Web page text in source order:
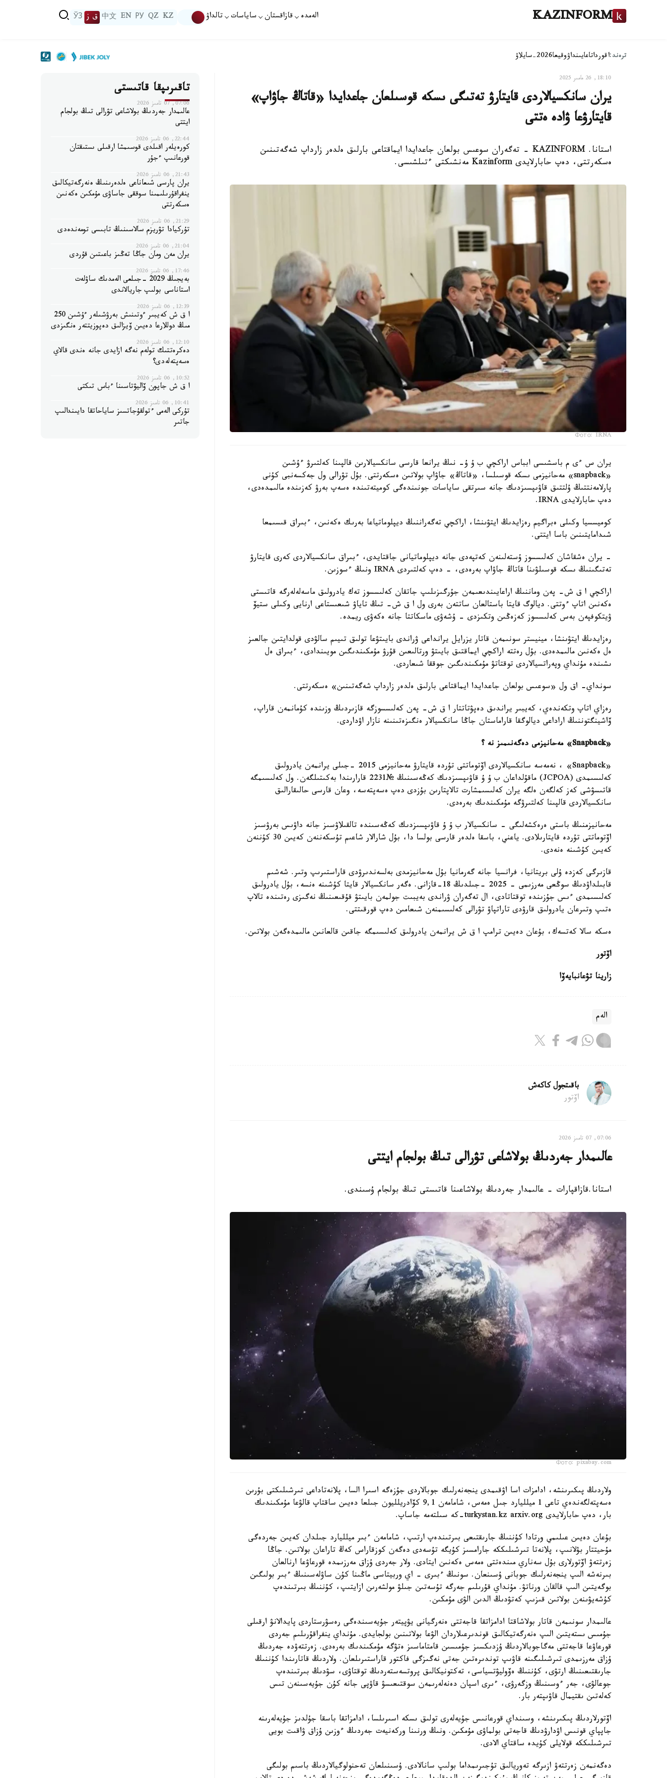
KAZINFORM الەمدە قازاقستان ساياسات تالداۋ KZ
QZ
РУ
EN
中文 ق ز ЎЗ
ترەند:اقورداتاعايىنداۋوقيعا2026-سايلاۋ
18:10, 26 مامىر 2025
يران سانكسيالاردى قايتارۋ تەتىگى ىسكە قوسىلعان جاعدايدا «قاتاڭ جاۋاپ»
قايتارۋعا ۋادە ەتتى
استانا. KAZINFORM - تەگەران سوعىس بولعان جاعدايدا ايماقتاعى بارلىق ەلدەر زارداپ شەگەتىنىن
ەسكەرتتى، دەپ حابارلايدى Kazinform مەنشىكتى ءتىلشىسى.
Фото: IRNA
يران س ءى م باسشىسى ابباس اراكچي ب ۇ ۇ- نىڭ يرانعا قارسى سانكسيالارىن قالپىنا كەلتىرۋ ءۇشىن
«snapback» مەحانيزمى ىسكە قوسىلسا، «قاتاڭ» جاۋاپ بولاتىن ەسكەرتتى. بۇل تۋرالى ول جەكسەنبى كۇنى
پارلامەنتتىڭ ۇلتتىق قاۋىپسىزدىك جانە سىرتقى ساياسات جونىندەگى كوميتەتىندە ەسەپ بەرۋ كەزىندە مالىمدەدى،
دەپ حابارلايدى IRNA.
كوميسسيا وكىلى ەبراگيم رەزايدىڭ ايتۋىنشا، اراكچي تەگەراننىڭ ديپلوماتياعا بەرىك ەكەنىن، ءبىراق قىسىمعا
شىدامايتىنىن باسا ايتتى.
- يران ەشقاشان كەلىسسوز ۇستەلىنەن كەتپەدى جانە ديپلوماتيانى جاقتايدى، ءبىراق سانكسيالاردى كەرى قايتارۋ
تەتىگىنىڭ ىسكە قوسىلۋىنا قاتاڭ جاۋاپ بەرەدى، - دەپ كەلتىردى IRNA ونىڭ ءسوزىن.
اراكچي ا ق ش- پەن وماننىڭ اراعايىندىعىمەن جۇرگىزىلىپ جاتقان كەلىسسوز تەك يادرولىق ماسەلەلەرگە قاتىستى
ەكەنىن اتاپ ءوتتى. ديالوگ قايتا باستالعان ساتتەن بەرى ول ا ق ش- تىڭ تاياۋ شىعىستاعى ارنايى وكىلى ستيۆ
ۋيتكوفپەن بەس كەلىسسوز كەزەڭىن وتكىزدى - ۇشەۋى ماسكاتتا جانە ەكەۋى ريمدە.
رەزايدىڭ ايتۋىنشا، مينيستر سونىمەن قاتار يزرايل يرانداعى ۋراندى بايىتۋعا تولىق تىيىم سالۋدى قولدايتىن جالعىز
ەل ەكەنىن مالىمدەدى. بۇل رەتتە اراكچي ايماقتىق بايىتۋ ورتالىعىن قۇرۋ مۇمكىندىگىن مويىندادى، ءبىراق ەل
ىشىندە مۇنداي وپەراتسيالاردى توقتاتۋ مۇمكىندىگىن جوققا شىعاردى.
سونداي- اق ول «سوعىس بولعان جاعدايدا ايماقتاعى بارلىق ەلدەر زارداپ شەگەتىنىن» ەسكەرتتى.
رەزاي اتاپ وتكەندەي، كەيبىر يراندىق دەپۋتاتتار ا ق ش- پەن كەلىسسوزگە قازىردىڭ وزىندە كۇمانمەن قاراپ،
ۆاشينگتوننىڭ اراداعى ديالوگقا قاراماستان جاڭا سانكسيالار ەنگىزەتىنىنە نازار اۋداردى.
«Snapback» مەحانيزمى دەگەنىمىز نە ؟
«Snapback» ، نەمەسە سانكسيالاردى اۆتوماتتى تۇردە قايتارۋ مەحانيزمى 2015 -جىلى يرانمەن يادرولىق
كەلىسىمدى (JCPOA) ماقۇلداعان ب ۇ ۇ قاۋىپسىزدىك كەڭەسىنىڭ №2231 قارارىندا بەكىتىلگەن. ول كەلىسىمگە
قاتىسۋشى كەز كەلگەن ەلگە يران كەلىسىمشارت تالاپتارىن بۇزدى دەپ ەسەپتەسە، وعان قارسى حالىقارالىق
سانكسيالاردى قالپىنا كەلتىرۋگە مۇمكىندىك بەرەدى.
مەحانيزمنىڭ باستى ەرەكشەلىگى - سانكسيالار ب ۇ ۇ قاۋىپسىزدىك كەڭەسىندە تالقىلاۋسىز جانە داۋىس بەرۋسىز
اۆتوماتتى تۇردە قايتارىلادى. ياعني، باسقا ەلدەر قارسى بولسا دا، بۇل شارالار شاعىم تۇسكەننەن كەيىن 30 كۇننەن
كەيىن كۇشىنە ەنەدى.
قازىرگى كەزدە ۇلى بريتانيا، فرانسيا جانە گەرمانيا بۇل مەحانيزمدى بەلسەندىرۋدى قاراستىرىپ وتىر. شەشىم
قابىلداۋدىڭ سوڭعى مەرزىمى - 2025 -جىلدىڭ 18-قازانى. ەگەر سانكسيالار قايتا كۇشىنە ەنسە، بۇل يادرولىق
كەلىسىمدى ءىس جۇزىندە توقتاتادى، ال تەگەران ۋراندى بەيبىت جولمەن بايىتۋ قۇقىعىنىڭ نەگىزى رەتىندە تالاپ
ەتىپ وتىرعان يادرولىق قارۋدى تاراتپاۋ تۋرالى كەلىسىمنەن شىعامىن دەپ قورقىتتى.
ەسكە سالا كەتسەك، بۇعان دەيىن ترامپ ا ق ش يرانمەن يادرولىق كەلىسىمگە جاقىن قالعانىن مالىمدەگەن بولاتىن.
اۆتور
زارينا تۋعانبايەۆا
الەم
باقىتجول كاكەش
اۆتور
07:06, 07 تامىز 2026
عالىمدار جەردىڭ بولاشاعى تۋرالى تىڭ بولجام ايتتى
استانا.قازاقپارات - عالىمدار جەردىڭ بولاشاعىنا قاتىستى تىڭ بولجام ۇسىندى.
Фото: pixabay.com
ولاردىڭ پىكىرىنشە، ادامزات اسا اۋقىمدى ينجەنەرلىك جوبالاردى جۇزەگە اسىرا السا، پلانەتاداعى تىرشىلىكتى بۇرىن
ەسەپتەلگەندەي تاعى 1 ميلليارد جىل ەمەس، شامامەن 9,1 كۆادريلليون جىلعا دەيىن ساقتاپ قالۋعا مۇمكىندىك
بار، دەپ حابارلايدى turkystan.kz arxiv.org-كە سىلتەمە جاساپ.
بۇعان دەيىن عىلىمي ورتادا كۇننىڭ جارىقتىعى بىرتىندەپ ارتىپ، شامامەن ءبىر ميلليارد جىلدان كەيىن جەردەگى
مۇحيتتار بۋلانىپ، پلانەتا تىرشىلىككە جارامسىز كۇيگە تۇسەدى دەگەن كوزقاراس كەڭ تاراعان بولاتىن. جاڭا
زەرتتەۋ اۆتورلارى بۇل سەناري مىندەتتى ەمەس ەكەنىن ايتادى. ولار جەردى ۇزاق مەرزىمدە قورعاۋعا ارنالعان
بىرنەشە الىپ ينجەنەرلىك جوبانى ۇسىنعان. سونىڭ ءبىرى - اي وربيتاسى ماڭىنا كۇن ساۋلەسىنىڭ ءبىر بولىگىن
بوگەيتىن الىپ قالقان ورناتۋ. مۇنداي قۇرىلىم جەرگە تۇسەتىن جىلۋ مولشەرىن ازايتىپ، كۇننىڭ بىرتىندەپ
كۇشەيۋىنەن بولاتىن قىزىپ كەتۋدىڭ الدىن الۋى مۇمكىن.
عالىمدار سونىمەن قاتار بولاشاقتا ادامزاتقا قاجەتتى ەنەرگيانى يۋپيتەر جۇيەسىندەگى رەسۋرستاردى پايدالانۋ ارقىلى
جۇمىس ىستەيتىن الىپ ەنەرگەتيكالىق قوندىرعىلاردان الۋعا بولاتىنىن بولجايدى. مۇنداي ينفراقۇرىلىم جەردى
قورعاۋعا قاجەتتى مەگاجوبالاردىڭ ۇزدىكسىز جۇمىسىن قامتاماسىز ەتۋگە مۇمكىندىك بەرەدى. زەرتتەۋدە جەردىڭ
ۇزاق مەرزىمدى تىرشىلىگىنە قاۋىپ توندىرەتىن جەتى نەگىزگى فاكتور قاراستىرىلعان. ولاردىڭ قاتارىندا كۇننىڭ
جارىقتىعىنىڭ ارتۋى، كۇننىڭ ەۆوليۋتسياسى، تەكتونيكالىق پروتسەستەردىڭ توقتاۋى، سۋدىڭ بىرتىندەپ
جوعالۋى، جەر ءوسىنىڭ وزگەرۋى، ءىرى اسپان دەنەلەرىمەن سوقتىعىسۋ قاۋپى جانە كۇن جۇيەسىنەن تىس
كەلەتىن ىقتيمال قاۋىپتەر بار.
اۆتورلاردىڭ پىكىرىنشە، وسىنداي قورعانىس جۇيەلەرى تولىق ىسكە اسىرىلسا، ادامزاتقا باسقا جۇلدىز جۇيەلەرىنە
جاپپاي قونىس اۋدارۋدىڭ قاجەتى بولماۋى مۇمكىن. ونىڭ ورنىنا وركەنيەت جەردىڭ ءوزىن ۇزاق ۋاقىت بويى
تىرشىلىككە قولايلى كۇيدە ساقتاي الادى.
دەگەنمەن زەرتتەۋ ازىرگە تەوريالىق تۇجىرىمداما بولىپ سانالادى. ۇسىنىلعان تەحنولوگيالاردىڭ باسىم بولىگى
تاقىرىپقا قاتىستى
07:06, 07 تامىز 2026
عالىمدار جەردىڭ بولاشاعى تۋرالى تىڭ بولجام
ايتتى
22:44, 06 تامىز 2026
كورەيلەر اقىلدى قوسىمشا ارقىلى ىستىقتان
قورعانىپ ءجۇر
21:43, 06 تامىز 2026
يران پارسى شىعاناعى ەلدەرىنىڭ ەنەرگەتيكالىق
ينفراقۇرىلىمىنا سوققى جاساۋى مۇمكىن ەكەنىن
ەسكەرتتى
21:29, 06 تامىز 2026
تۇركيادا تۋريزم سالاسىنىڭ تابىسى تومەندەدى
21:04, 06 تامىز 2026
يران مەن ومان جاڭا تەڭىز باعىتىن قۇردى
17:46, 06 تامىز 2026
بەيجىڭ 2029 -جىلعى الەمدىك ساۋلەت
استاناسى بولىپ جاريالاندى
12:39, 06 تامىز 2026
ا ق ش كەيبىر ءوتىنىش بەرۋشىلەر ءۇشىن 250
مىڭ دوللارعا دەيىن ۆيزالىق دەپوزيتتەر ەنگىزدى
12:10, 06 تامىز 2026
دەكرەتتىك تولەم نەگە ازايدى جانە ەندى قالاي
ەسەپتەلەدى؟
10:52, 06 تامىز 2026
ا ق ش جاپون ۆاليۋتاسىنا ءباس تىكتى
10:41, 06 تامىز 2026
تۇركى الەمى ءتولقۇجاتسىز ساياحاتقا دايىندالىپ
جاتىر